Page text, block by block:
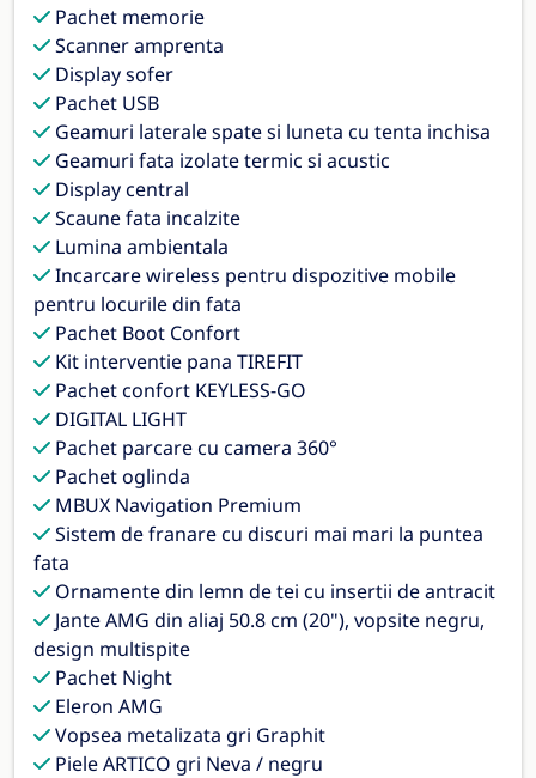
Pachet memorie
Scanner amprenta
Display sofer
Pachet USB
Geamuri laterale spate si luneta cu tenta inchisa
Geamuri fata izolate termic si acustic
Display central
Scaune fata incalzite
Lumina ambientala
Incarcare wireless pentru dispozitive mobile
pentru locurile din fata
Pachet Boot Confort
Kit interventie pana TIREFIT
Pachet confort KEYLESS-GO
DIGITAL LIGHT
Pachet parcare cu camera 360°
Pachet oglinda
MBUX Navigation Premium
Sistem de franare cu discuri mai mari la puntea
fata
Ornamente din lemn de tei cu insertii de antracit
Jante AMG din aliaj 50.8 cm (20"), vopsite negru,
design multispite
Pachet Night
Eleron AMG
Vopsea metalizata gri Graphit
Piele ARTICO gri Neva / negru